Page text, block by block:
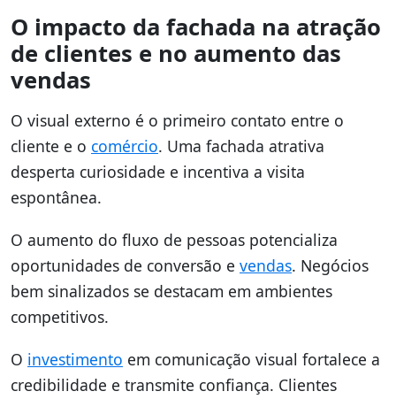
O impacto da fachada na atração
de clientes e no aumento das
vendas
O visual externo é o primeiro contato entre o
cliente e o comércio. Uma fachada atrativa
desperta curiosidade e incentiva a visita
espontânea.
O aumento do fluxo de pessoas potencializa
oportunidades de conversão e vendas. Negócios
bem sinalizados se destacam em ambientes
competitivos.
O investimento em comunicação visual fortalece a
credibilidade e transmite confiança. Clientes